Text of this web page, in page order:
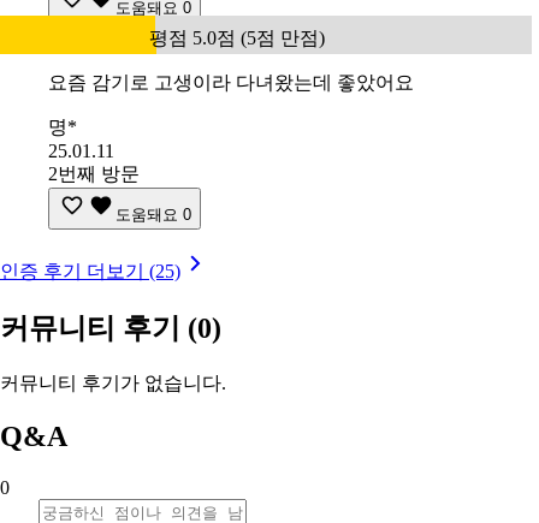
도움돼요 0
평점 5.0점 (5점 만점)
요즘 감기로 고생이라 다녀왔는데 좋았어요
명*
25.01.11
2번째 방문
도움돼요 0
인증 후기 더보기 (25)
커뮤니티 후기 (0)
커뮤니티 후기가 없습니다.
Q&A
0